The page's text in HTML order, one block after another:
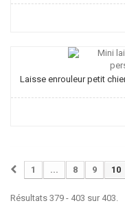
Laisse enrouleur petit
1 ... 8 9 10
Résultats 379 - 403 sur 403.